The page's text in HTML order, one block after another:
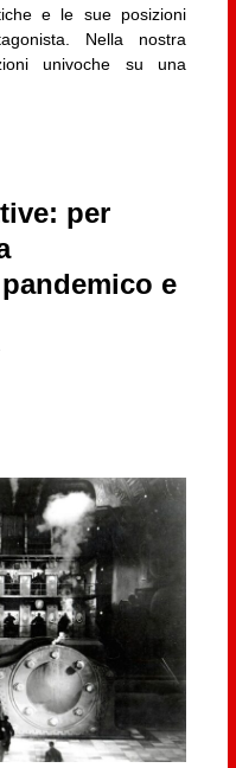
e le sue posizioni
Nella nostra
univoche su una
per
e